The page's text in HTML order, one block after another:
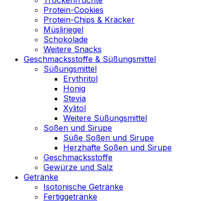
Protein-Cookies
Protein-Chips & Kräcker
Müsliriegel
Schokolade
Weitere Snacks
Geschmacksstoffe & Süßungsmittel
Süßungsmittel
Erythritol
Honig
Stevia
Xylitol
Weitere Süßungsmittel
Soßen und Sirupe
Süße Soßen und Sirupe
Herzhafte Soßen und Sirupe
Geschmacksstoffe
Gewürze und Salz
Getränke
Isotonische Getränke
Fertiggetränke